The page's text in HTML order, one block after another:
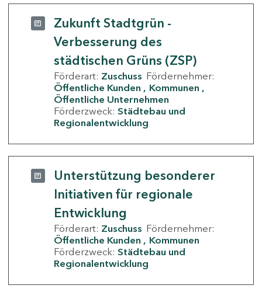
Zukunft Stadtgrün -
Verbesserung des
städtischen Grüns (ZSP)
Förderart: Zuschuss Fördernehmer:
Öffentliche Kunden
Kommunen
Öffentliche Unternehmen
Förderzweck: Städtebau und
Regionalentwicklung
Unterstützung besonderer
Initiativen für regionale
Entwicklung
Förderart: Zuschuss Fördernehmer:
Öffentliche Kunden
Kommunen
Förderzweck: Städtebau und
Regionalentwicklung